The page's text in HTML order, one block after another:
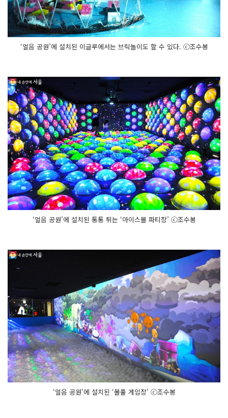
‘얼음 공원’에 설치된 이글루에서는 브릭놀이도 할 수 있다. ⓒ조수봉
‘얼음 공원’에 설치된 통통 튀는 ‘아이스볼 파티장’ ⓒ조수봉
‘얼음 공원’에 설치된 ‘볼풀 게임장’ ⓒ조수봉